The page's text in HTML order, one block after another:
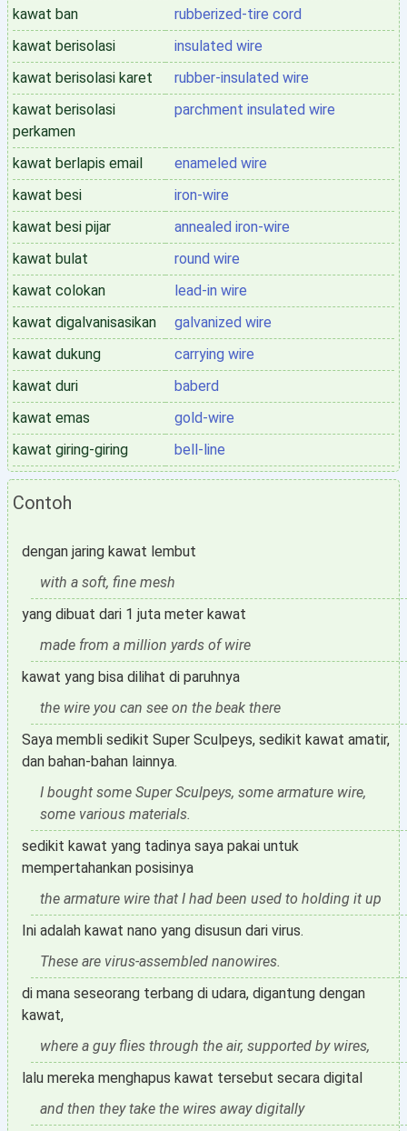
kawat ban
rubberized-tire cord
kawat berisolasi
insulated wire
kawat berisolasi karet
rubber-insulated wire
kawat berisolasi
perkamen
parchment insulated wire
kawat berlapis email
enameled wire
kawat besi
iron-wire
kawat besi pijar
annealed iron-wire
kawat bulat
round wire
kawat colokan
lead-in wire
kawat digalvanisasikan
galvanized wire
kawat dukung
carrying wire
kawat duri
baberd
kawat emas
gold-wire
kawat giring-giring
bell-line
Contoh
dengan jaring kawat lembut
with a soft, fine mesh
yang dibuat dari 1 juta meter kawat
made from a million yards of wire
kawat yang bisa dilihat di paruhnya
the wire you can see on the beak there
Saya membli sedikit Super Sculpeys, sedikit kawat amatir,
dan bahan-bahan lainnya.
I bought some Super Sculpeys, some armature wire,
some various materials.
sedikit kawat yang tadinya saya pakai untuk
mempertahankan posisinya
the armature wire that I had been used to holding it up
Ini adalah kawat nano yang disusun dari virus.
These are virus-assembled nanowires.
di mana seseorang terbang di udara, digantung dengan
kawat,
where a guy flies through the air, supported by wires,
lalu mereka menghapus kawat tersebut secara digital
and then they take the wires away digitally